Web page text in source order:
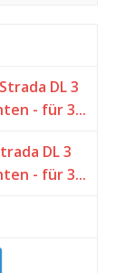
DL 3
- für 3...